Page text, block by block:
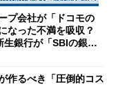
プ会社が「ドコモの
なった不満を吸収？
銀行が「SBIの銀
作るべき「圧倒的コス